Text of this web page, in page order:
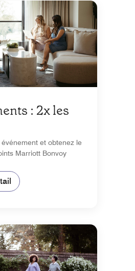
: 2x les
et obtenez le
Marriott Bonvoy